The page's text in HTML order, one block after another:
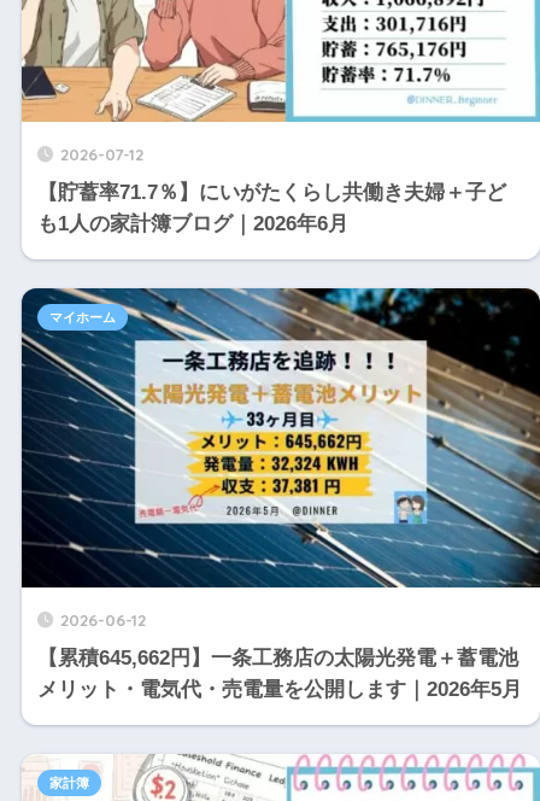
2026-07-12
【貯蓄率71.7％】にいがたくらし共働き夫婦＋子ど
も1人の家計簿ブログ｜2026年6月
2026-06-12
【累積645,662円】一条工務店の太陽光発電＋蓄電池
メリット・電気代・売電量を公開します｜2026年5月
マイホーム
家計簿